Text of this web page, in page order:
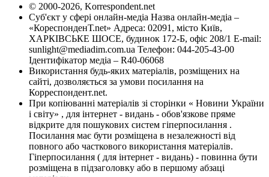
© 2000-2026, Korrespondent.net
Суб'єкт у сфері онлайн-медіа Назва онлайн-медіа –
«КореспонденТ.net» Адреса: 02091, місто Київ,
ХАРКІВСЬКЕ ШОСЕ, будинок 172-Б, офіс 208/1 E-mail:
sunlight@mediadim.com.ua Телефон: 044-205-43-00
Ідентифікатор медіа – R40-06068
Використання будь-яких матеріалів, розміщених на
сайті, дозволяється за умови посилання на
Корреспондент.net.
При копіюванні матеріалів зі сторінки « Новини України
і світу» , для інтернет - видань - обов'язкове пряме
відкрите для пошукових систем гіперпосилання .
Посилання має бути розміщена в незалежності від
повного або часткового використання матеріалів.
Гіперпосилання ( для інтернет - видань) - повинна бути
розміщена в підзаголовку або в першому абзаці